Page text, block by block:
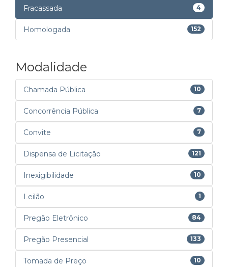
Fracassada 4
Homologada 152
Modalidade
Chamada Pública 10
Concorrência Pública 7
Convite 7
Dispensa de Licitação 121
Inexigibilidade 10
Leilão 1
Pregão Eletrônico 84
Pregão Presencial 133
Tomada de Preço 10